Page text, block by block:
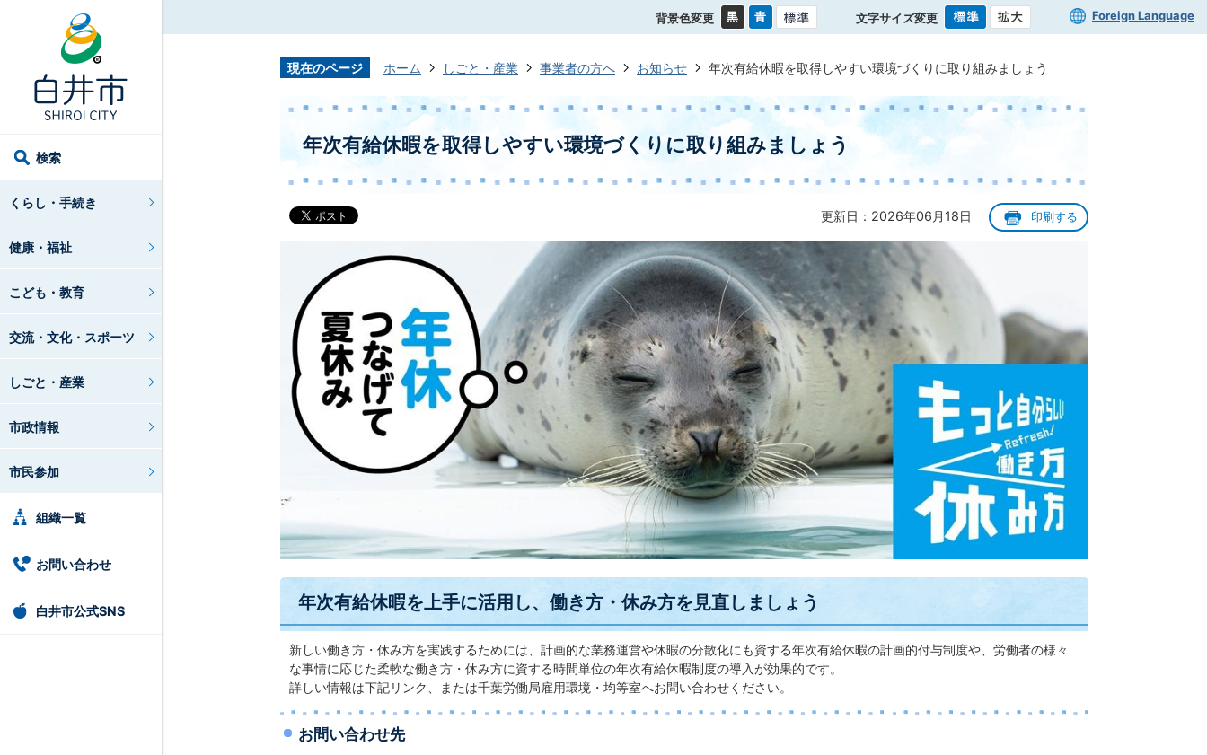
検索
くらし・手続き
健康・福祉
こども・教育
交流・文化・スポーツ
しごと・産業
市政情報
市民参加
組織一覧
お問い合わせ
白井市公式SNS
背景色変更 文字サイズ変更 Foreign Language
現在のページ ホーム しごと・産業 事業者の方へ お知らせ 年次有給休暇を取得しやすい環境づくりに取り組みましょう
年次有給休暇を取得しやすい環境づくりに取り組みましょう
更新日：2026年06月18日 印刷する
年次有給休暇を上手に活用し、働き方・休み方を見直しましょう
新しい働き方・休み方を実践するためには、計画的な業務運営や休暇の分散化にも資する年次有給休暇の計画的付与制度や、労働者の様々
な事情に応じた柔軟な働き方・休み方に資する時間単位の年次有給休暇制度の導入が効果的です。
詳しい情報は下記リンク、または千葉労働局雇用環境・均等室へお問い合わせください。
お問い合わせ先